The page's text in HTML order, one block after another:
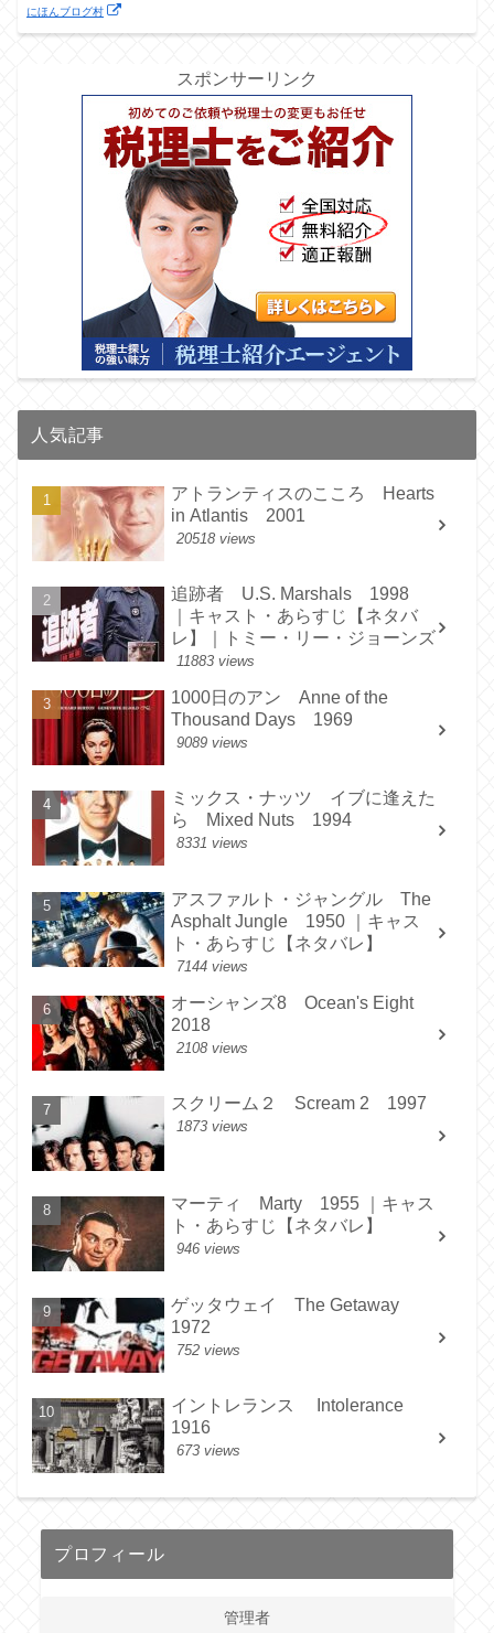
にほんブログ村
スポンサーリンク
人気記事
アトランティスのこころ Hearts
in Atlantis 2001
20518 views
追跡者 U.S. Marshals 1998
｜キャスト・あらすじ【ネタバ
レ】｜トミー・リー・ジョーンズ
11883 views
1000日のアン Anne of the
Thousand Days 1969
9089 views
ミックス・ナッツ イブに逢えた
ら Mixed Nuts 1994
8331 views
アスファルト・ジャングル The
Asphalt Jungle 1950 ｜キャス
ト・あらすじ【ネタバレ】
7144 views
オーシャンズ8 Ocean's Eight
2018
2108 views
スクリーム２ Scream 2 1997
1873 views
マーティ Marty 1955 ｜キャス
ト・あらすじ【ネタバレ】
946 views
ゲッタウェイ The Getaway
1972
752 views
イントレランス Intolerance
1916
673 views
プロフィール
管理者